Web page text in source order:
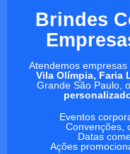
Brindes
Atendemos
Vila Olímpia, Faria
Grande São Paulo,
Eventos
Convenções,
Datas
Ações